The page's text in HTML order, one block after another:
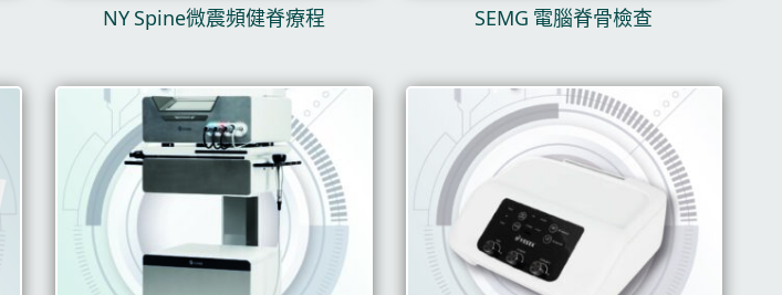
NY Spine微震頻健脊療程 SEMG 電腦脊骨檢查